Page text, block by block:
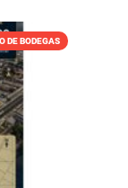
DE BODEGAS